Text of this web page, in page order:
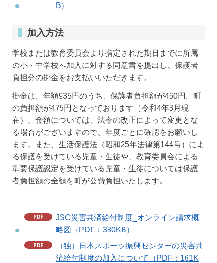
B）
加入方法
学校または教育委員会より指定された期日までに所属
の小・中学校へ加入に対する同意書を提出し、保護者
負担分の掛金をお支払いいただきます。
掛金は、年額935円のうち、保護者負担額が460円、町
の負担額が475円となっております（令和4年3月現
在）。金額については、法令の改正によって変更とな
る場合がございますので、年度ごとに確認をお願いし
ます。また、生活保護法（昭和25年法律第144号）によ
る保護を受けている児童・生徒や、教育委員会による
準要保護認定を受けている児童・生徒については保護
者負担額の全額を町が公費負担いたします。
JSC災害共済給付制度_オンライン請求概
略図（PDF：380KB）
（独）日本スポーツ振興センターの災害共
済給付制度の加入について（PDF：161K